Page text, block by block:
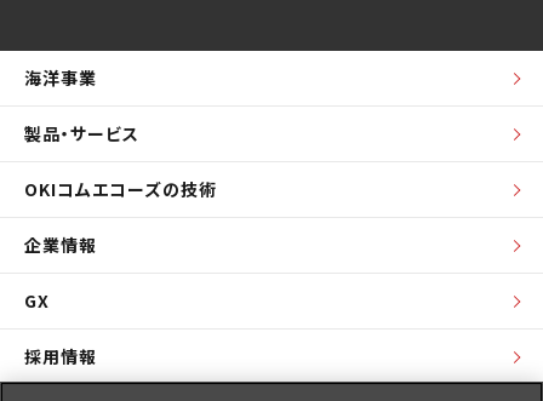
海洋事業
製品・サービス
OKIコムエコーズの技術
企業情報
GX
採用情報